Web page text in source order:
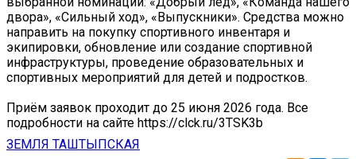
двора», «Сильный ход», «Выпускники». Средства можно
направить на покупку спортивного инвентаря и
экипировки, обновление или создание спортивной
инфраструктуры, проведение образовательных и
спортивных мероприятий для детей и подростков.
Приём заявок проходит до 25 июня 2026 года. Все
подробности на сайте https://clck.ru/3TSK3b
ЗЕМЛЯ ТАШТЫПСКАЯ